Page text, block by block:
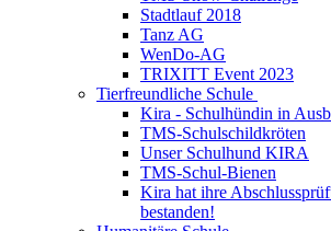
Stadtlauf 2018
Tanz AG
WenDo-AG
TRIXITT Event 2023
Tierfreundliche Schule
Kira - Schulhündin in
TMS-Schulschildkröten
Unser Schulhund KIRA
TMS-Schul-Bienen
Kira hat ihre
bestanden!